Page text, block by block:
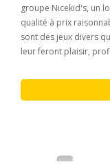
groupe Nicekid's, un
qualité à prix
sont des jeux divers
leur feront plaisir,